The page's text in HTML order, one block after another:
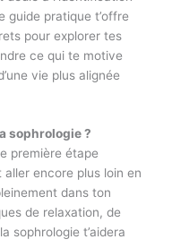
guide pratique t’offre
pour explorer tes
ce qui te motive
vie plus alignée
sophrologie ?
première étape
encore plus loin en
dans ton
de relaxation, de
sophrologie t’aidera